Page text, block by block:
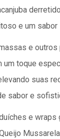
e um sabor
e outros
um toque
suas
sabor e
e wraps